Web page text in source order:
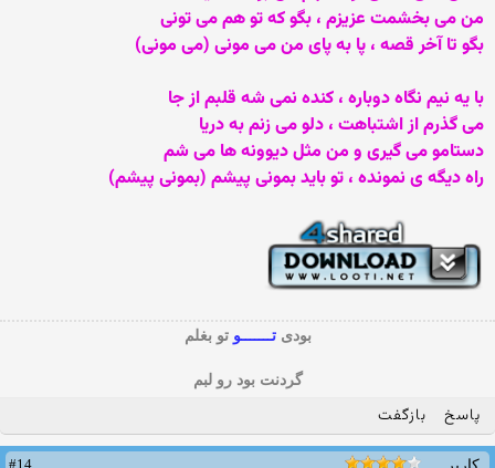
من می بخشمت عزیزم ، بگو که تو هم می تونی
بگو تا آخر قصه ، پا به پای من می مونی (می مونی)
با یه نیم نگاه دوباره ، کنده نمی شه قلبم از جا
می گذرم از اشتباهت ، دلو می زنم به دریا
دستامو می گیری و من مثل دیوونه ها می شم
راه دیگه ی نمونده ، تو باید بمونی پیشم (بمونی پیشم)
بودیتـــــــوتو بغلم
گردنت بود رو لبم
پاسخ بازگفت
#14